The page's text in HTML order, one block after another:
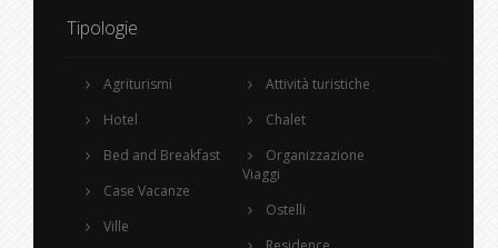
Tipologie
Agriturismi
Hotel
Bed and Breakfast
Case Vacanze
Ville
Attività turistiche
Chalet
Organizzazione
Viaggi
Ostelli